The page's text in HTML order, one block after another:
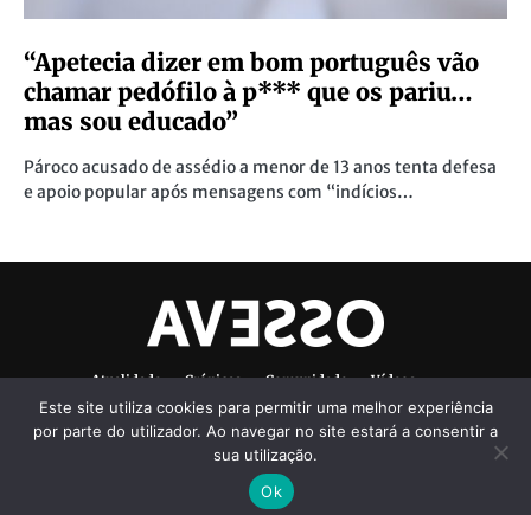
“Apetecia dizer em bom português vão
chamar pedófilo à p*** que os pariu…
mas sou educado”
Pároco acusado de assédio a menor de 13 anos tenta defesa
e apoio popular após mensagens com “indícios…
Atualidade Crónicas Comunidade
Vídeos
Denúncias Ambientais
Ficha Técnica
Este site utiliza cookies para permitir uma melhor experiência
por parte do utilizador. Ao navegar no site estará a consentir a
sua utilização.
Ok